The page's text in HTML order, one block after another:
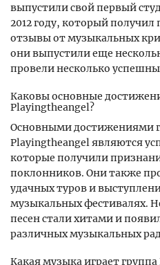
выпустили свой первый
2012 году, который
отзывы от музыкальных
они выпустили еще
провели несколько
Каковы основные
Playingtheangel?
Основными достижениями
Playingtheangel являются
которые получили
поклонников. Они также
удачных туров и
музыкальных фестивалях.
песен стали хитами и
различных музыкальных
Какая музыка играет